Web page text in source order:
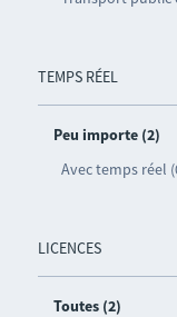
TEMPS RÉEL
Peu importe (2)
Avec temps réel
LICENCES
Toutes (2)